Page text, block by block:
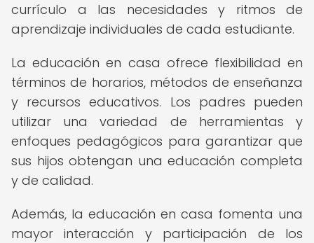
currículo a las necesidades y ritmos de
aprendizaje individuales de cada estudiante.
La educación en casa ofrece flexibilidad en
términos de horarios, métodos de enseñanza
y recursos educativos. Los padres pueden
utilizar una variedad de herramientas y
enfoques pedagógicos para garantizar que
sus hijos obtengan una educación completa
y de calidad.
Además, la educación en casa fomenta una
mayor interacción y participación de los